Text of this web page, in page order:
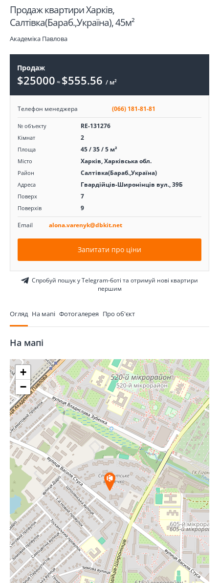
Продаж квартири Харків,
Салтівка(Бараб.,Україна), 45м²
Академіка Павлова
Продаж
$25000 ≈ $555.56 / м²
Телефон менеджера (066) 181-81-81
№ объекту RE-131276
Кімнат 2
Площа 45 / 35 / 5 м²
Місто Харків, Харківська обл.
Район Салтівка(Бараб.,Україна)
Адреса Гвардійців-Широнінців вул., 39Б
Поверх 7
Поверхів 9
Email alona.varenyk@dbkit.net
Запитати про ціни
Спробуй пошук у Telegram-боті та отримуй нові квартири
першим
Огляд На мапі Фотогалерея Про об'єкт
На мапі
+
−